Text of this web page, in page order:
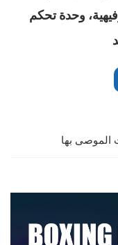
وحدة تحكم
الموصى بها